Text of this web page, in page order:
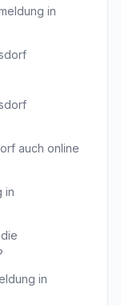
in
auch online
in
in